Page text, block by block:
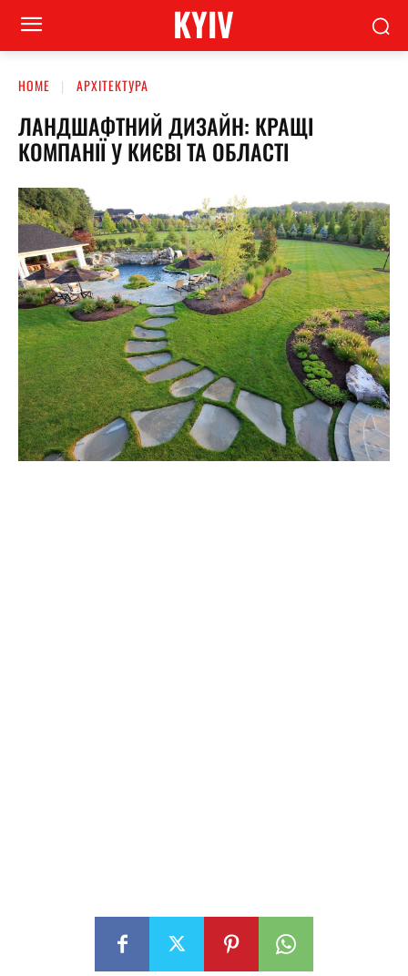
KYIV
HOME АРХІТЕКТУРА
ЛАНДШАФТНИЙ ДИЗАЙН: КРАЩІ
КОМПАНІЇ У КИЄВІ ТА ОБЛАСТІ